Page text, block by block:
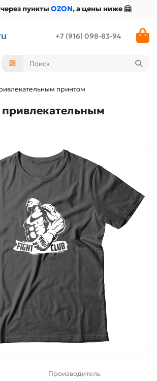
пункты OZON, а цены ниже 🤗
+7 (916) 098-83-94
принтом
привлекательным
Производитель